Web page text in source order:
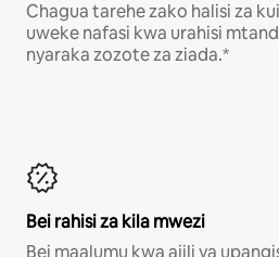
Chagua tarehe zako halisi za
uweke nafasi kwa urahisi
nyaraka zozote za ziada.*
Bei rahisi za kila mwezi
Bei maalumu kwa ajili ya